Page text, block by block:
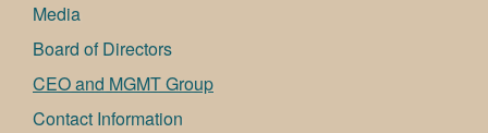
Media
Board of Directors
CEO and MGMT Group
Contact Information